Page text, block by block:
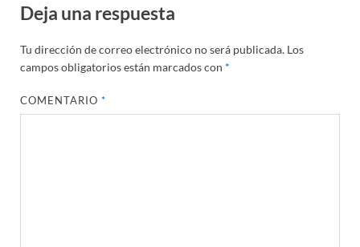
Deja una respuesta
Tu dirección de correo electrónico no será publicada. Los
campos obligatorios están marcados con *
COMENTARIO*